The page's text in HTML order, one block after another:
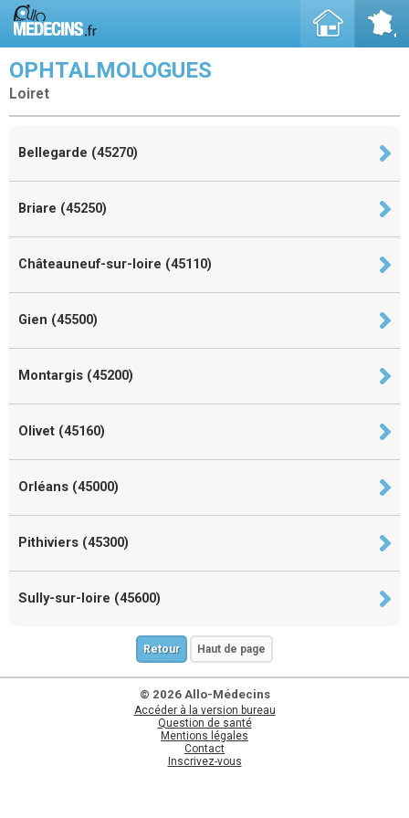
OPHTALMOLOGUES
Loiret
Bellegarde (45270)
Briare (45250)
Châteauneuf-sur-loire (45110)
Gien (45500)
Montargis (45200)
Olivet (45160)
Orléans (45000)
Pithiviers (45300)
Sully-sur-loire (45600)
Retour Haut de page
© 2026 Allo-Médecins
Accéder à la version bureau
Question de santé
Mentions légales
Contact
Inscrivez-vous